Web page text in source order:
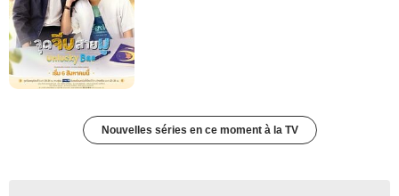
Nouvelles séries en ce moment à la TV